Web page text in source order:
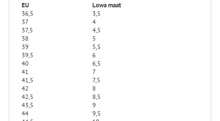
EU
Lowa maat
36,5
3,5
37
4
37,5
4,5
38
5
39
5,5
39,5
6
40
6,5
41
7
41,5
7,5
42
8
42,5
8,5
43,5
9
44
9,5